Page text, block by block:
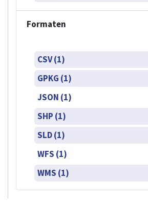
Formaten
CSV (1)
GPKG (1)
JSON (1)
SHP (1)
SLD (1)
WFS (1)
WMS (1)